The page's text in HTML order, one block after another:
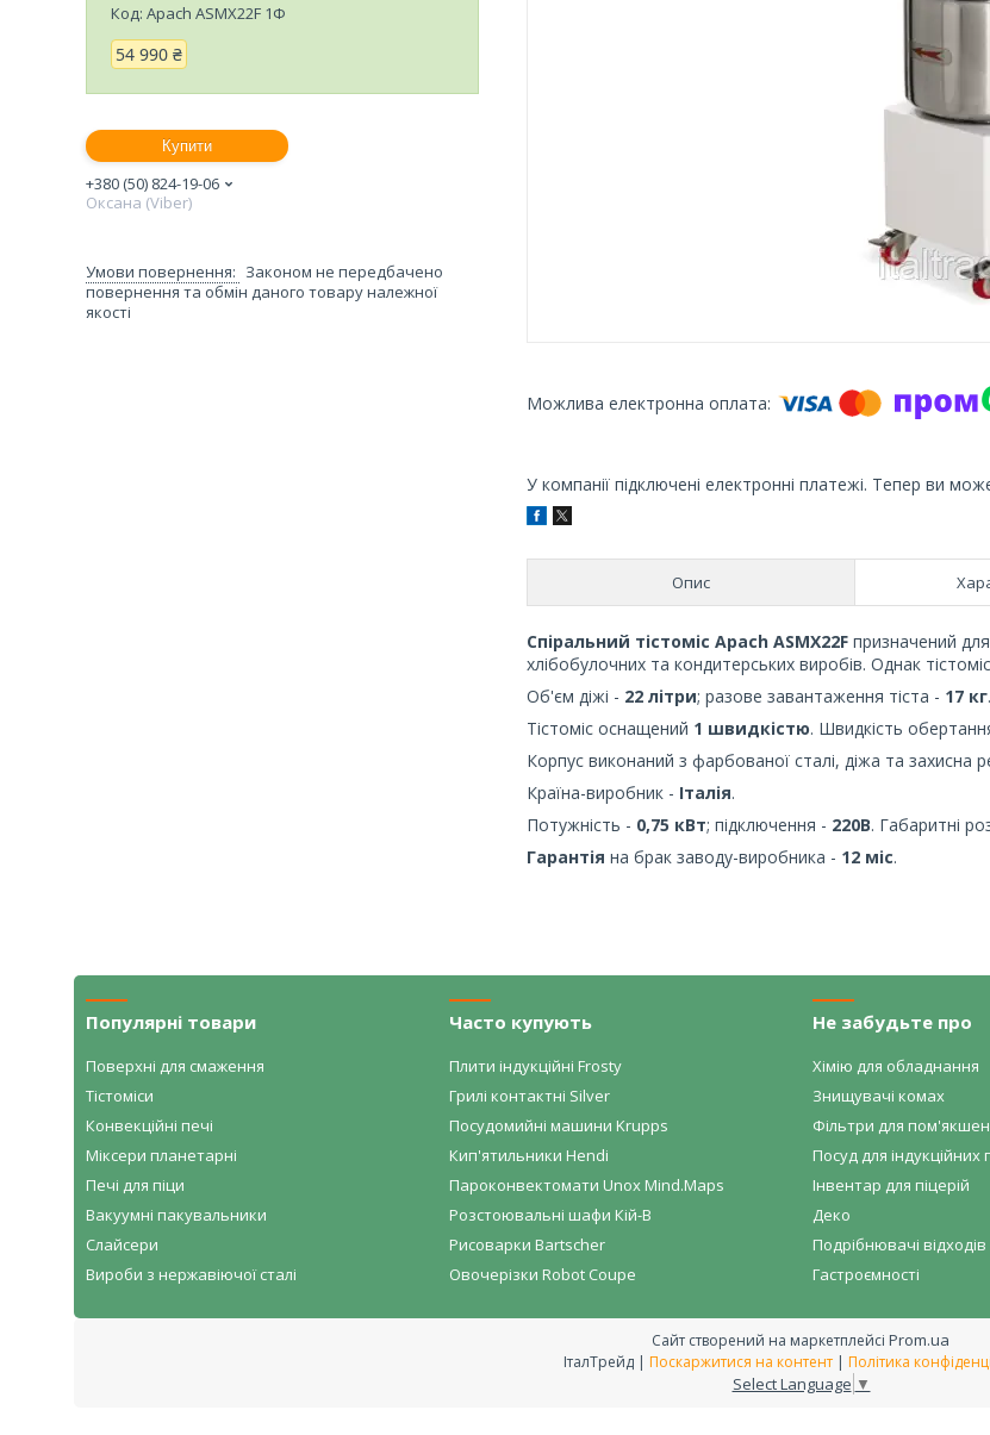
У компанії підключені електронні платежі. Тепер ви
Опис
Спіральний тістоміс Apach ASMX22F призначений
хлібобулочних та кондитерських виробів. Однак
Об'єм діжі - 22 літри; разове завантаження тіста - 17 кг
Тістоміс оснащений 1 швидкістю. Швидкість
Корпус виконаний з фарбованої сталі, діжа та захисна
Країна-виробник - Італія.
Потужність - 0,75 кВт; підключення - 220В. Габаритні
Гарантія на брак заводу-виробника - 12 міс.
Код: Apach ASMX22F 1Ф
54 990 ₴
Купити
+380 (50) 824-19-06
Оксана (Viber)
Законом не передбачено
повернення та обмін даного товару належної
якості
Популярні товари
Поверхні для смаження
Тістоміси
Конвекційні печі
Міксери планетарні
Печі для піци
Вакуумні пакувальники
Слайсери
Вироби з нержавіючої сталі
Часто купують
Плити індукційні Frosty
Грилі контактні Silver
Посудомийні машини Krupps
Кип'ятильники Hendi
Пароконвектомати Unox Mind.Maps
Розстоювальні шафи Кій-В
Рисоварки Bartscher
Овочерізки Robot Coupe
Не забудьте про
Хімію для обладнання
Знищувачі комах
Фільтри для
Посуд для індукційних
Інвентар для піцерій
Деко
Подрібнювачі відходів
Гастроємності
Сайт створений на маркетплейсі Prom.ua
ІталТрейд | Поскаржитися на контент | Політика
Select Language ▼